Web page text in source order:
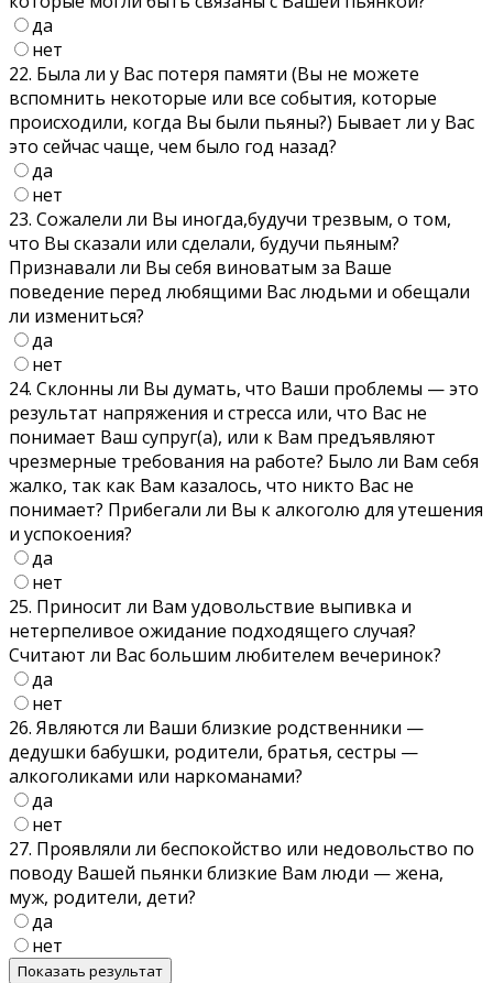
да
нет
22. Была ли у Вас потеря памяти (Вы не можете
вспомнить некоторые или все события, которые
происходили, когда Вы были пьяны?) Бывает ли у Вас
это сейчас чаще, чем было год назад?
да
нет
23. Сожалели ли Вы иногда,будучи трезвым, о том,
что Вы сказали или сделали, будучи пьяным?
Признавали ли Вы себя виноватым за Ваше
поведение перед любящими Вас людьми и обещали
ли измениться?
да
нет
24. Склонны ли Вы думать, что Ваши проблемы — это
результат напряжения и стресса или, что Вас не
понимает Ваш супруг(а), или к Вам предъявляют
чрезмерные требования на работе? Было ли Вам себя
жалко, так как Вам казалось, что никто Вас не
понимает? Прибегали ли Вы к алкоголю для утешения
и успокоения?
да
нет
25. Приносит ли Вам удовольствие выпивка и
нетерпеливое ожидание подходящего случая?
Считают ли Вас большим любителем вечеринок?
да
нет
26. Являются ли Ваши близкие родственники —
дедушки бабушки, родители, братья, сестры —
алкоголиками или наркоманами?
да
нет
27. Проявляли ли беспокойство или недовольство по
поводу Вашей пьянки близкие Вам люди — жена,
муж, родители, дети?
да
нет